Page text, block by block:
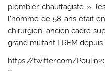
plombier chauffagiste »,
l’homme de 58 ans était
chirurgien, ancien cadre
grand militant LREM depuis
https://twitter.com/